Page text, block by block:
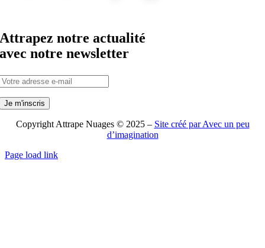
Attrapez notre actualité
avec notre newsletter
Copyright Attrape Nuages © 2025 – Site créé par Avec un peu
d’imagination
Page load link